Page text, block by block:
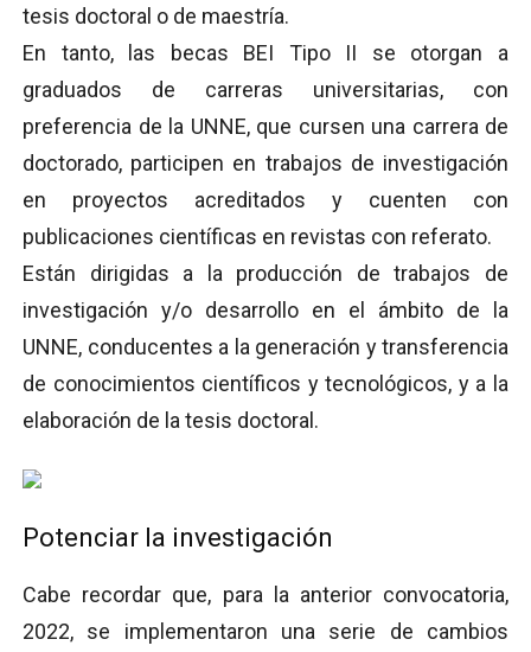
tesis doctoral o de maestría.
En tanto, las becas BEI Tipo II se otorgan a
graduados de carreras universitarias, con
preferencia de la UNNE, que cursen una carrera de
doctorado, participen en trabajos de investigación
en proyectos acreditados y cuenten con
publicaciones científicas en revistas con referato.
Están dirigidas a la producción de trabajos de
investigación y/o desarrollo en el ámbito de la
UNNE, conducentes a la generación y transferencia
de conocimientos científicos y tecnológicos, y a la
elaboración de la tesis doctoral.
Potenciar la investigación
Cabe recordar que, para la anterior convocatoria,
2022, se implementaron una serie de cambios